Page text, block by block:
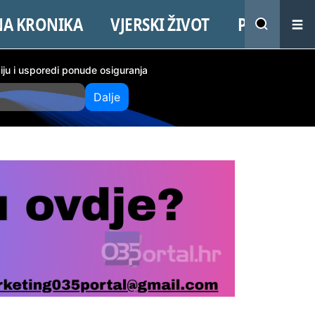
KRONIKA VJERSKI ŽIVOT PROMO
i usporedi ponude osiguranja
Dalje